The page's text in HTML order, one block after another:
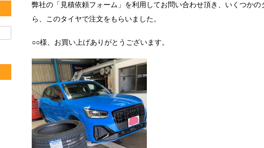
弊社の「見積依頼フォーム」を利用してお問い合わせ頂き、いくつか
ら、このタイヤで注文をもらいました。
○○様、お買い上げありがとうございます。